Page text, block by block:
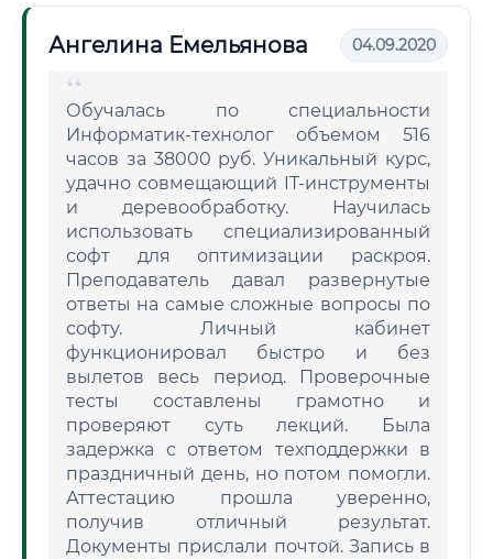
Ангелина Емельянова 04.09.2020
Обучалась по специальности
Информатик-технолог объемом 516
часов за 38000 руб. Уникальный курс,
удачно совмещающий IT-инструменты
и деревообработку. Научилась
использовать специализированный
софт для оптимизации раскроя.
Преподаватель давал развернутые
ответы на самые сложные вопросы по
софту. Личный кабинет
функционировал быстро и без
вылетов весь период. Проверочные
тесты составлены грамотно и
проверяют суть лекций. Была
задержка с ответом техподдержки в
праздничный день, но потом помогли.
Аттестацию прошла уверенно,
получив отличный результат.
Документы прислали почтой. Запись в